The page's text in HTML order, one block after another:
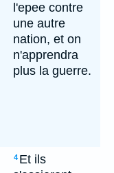
l'epee contre
une autre
nation, et on
n'apprendra
plus la guerre.
4 Et ils